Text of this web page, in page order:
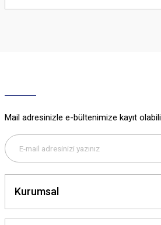
yetersiz gördüğünüz noktaları öneri
Bu ürüne benzer farklı alternatifler olmalı.
Mail adresinizle e-bültenimize kayıt
Kurumsal